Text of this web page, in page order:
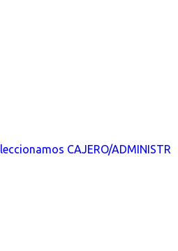
CAJERO/ADMINISTR